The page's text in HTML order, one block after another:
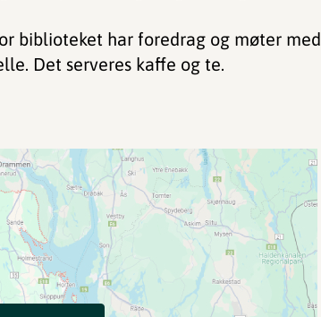
biblioteket har foredrag og møter med
Det serveres kaffe og te.